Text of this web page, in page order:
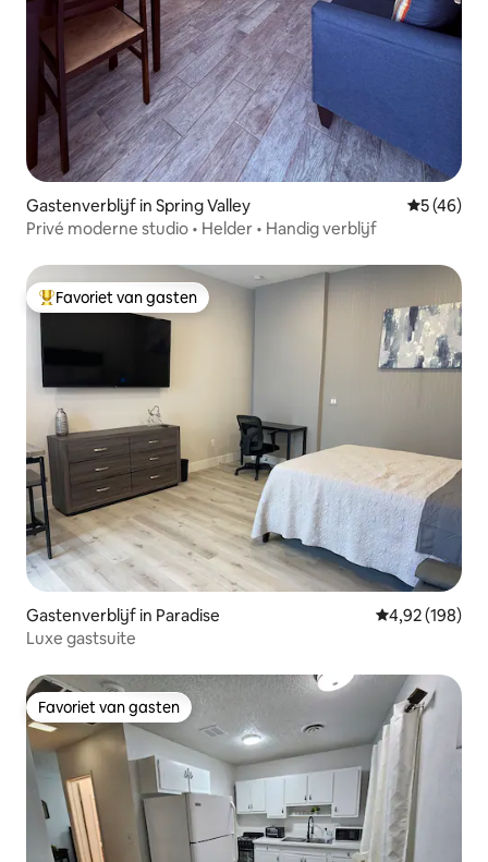
Gastenverblijf in Spring Valley
5 (46)
Privé moderne studio • Helder • Handig verblijf
Topfavoriet van gasten
Favoriet van gasten
Gastenverblijf in Paradise Gemiddelde
4,92 (198)
Luxe gastsuite
Favoriet van gasten
Favoriet van gasten